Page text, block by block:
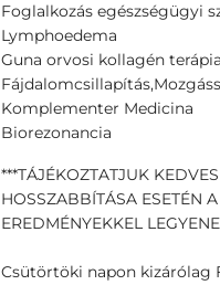
Foglalkozás egészségügyi
Lymphoedema
Guna orvosi kollagén terápia
Fájdalomcsillapítás,
Komplementer Medicina
Biorezonancia
***TÁJÉKOZTATJUK
HOSSZABBÍTÁSA ESETÉN
EREDMÉNYEKKEL
Csütörtöki napon kizárólag